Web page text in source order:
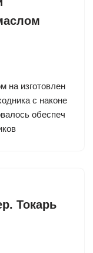
на изготовлен
с наконе
обеспеч
Токарь